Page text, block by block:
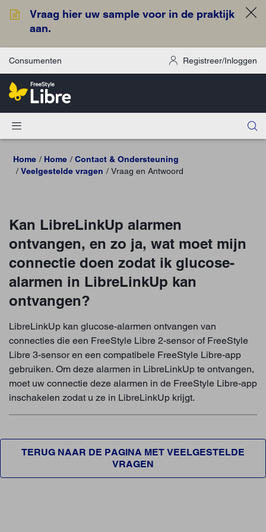
Vraag hier uw sample voor in de praktijk
aan.
Consumenten Registreer/Inloggen
Home Home
Contact & Ondersteuning
Veelgestelde vragen
Vraag en Antwoord
Kan LibreLinkUp alarmen
ontvangen, en zo ja, wat moet mijn
connectie doen zodat ik glucose-
alarmen in LibreLinkUp kan
ontvangen?
LibreLinkUp kan glucose-alarmen ontvangen van
connecties die een FreeStyle Libre 2-sensor of FreeStyle
Libre 3-sensor en een compatibele FreeStyle Libre-app
gebruiken. Om deze alarmen in LibreLinkUp te ontvangen,
moet uw connectie deze alarmen in de FreeStyle Libre-app
inschakelen zodat u ze in LibreLinkUp krijgt.
TERUG NAAR DE PAGINA MET VEELGESTELDE
VRAGEN